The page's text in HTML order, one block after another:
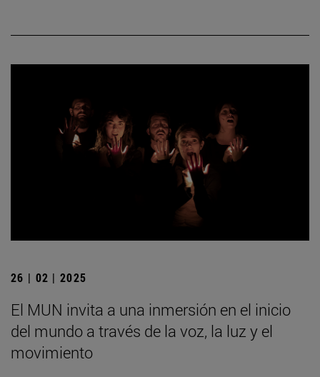
26 | 02 | 2025
El MUN invita a una inmersión en el inicio
del mundo a través de la voz, la luz y el
movimiento